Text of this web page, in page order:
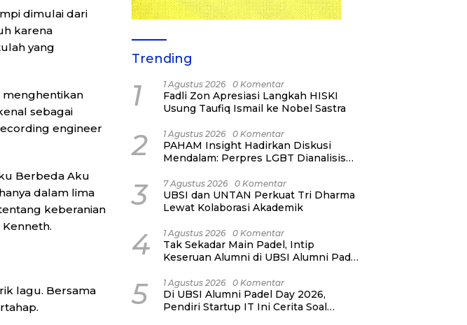
dimulai dari
karena
yang
menghentikan
sebagai
engineer
Berbeda Aku
dalam lima
keberanian
lagu. Bersama
Trending
1 1 Agustus 2026 0 Komentar
Fadli Zon Apresiasi Langkah HISKI
Usung Taufiq Ismail ke Nobel Sastra
2 1 Agustus 2026 0 Komentar
PAHAM Insight Hadirkan Diskusi
Mendalam: Perpres LGBT Dianalisis
Bukan Ancaman Individual
3 7 Agustus 2026 0 Komentar
UBSI dan UNTAN Perkuat Tri Dharma
Lewat Kolaborasi Akademik
4 1 Agustus 2026 0 Komentar
Tak Sekadar Main Padel, Intip
Keseruan Alumni di UBSI Alumni Padel
5 1 Agustus 2026 0 Komentar
Di UBSI Alumni Padel Day 2026,
Pendiri Startup IT Ini Cerita Soal